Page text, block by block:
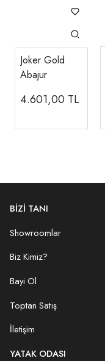
Joker Gold
Abajur
4.601,00 TL
BİZİ TANI
Showroomlar
Biz Kimiz?
Bayi Ol
Toptan Satış
İletişim
YATAK ODASI